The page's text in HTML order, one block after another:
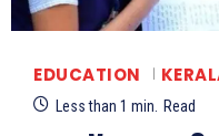
EDUCATION
Less than 1 min. Read